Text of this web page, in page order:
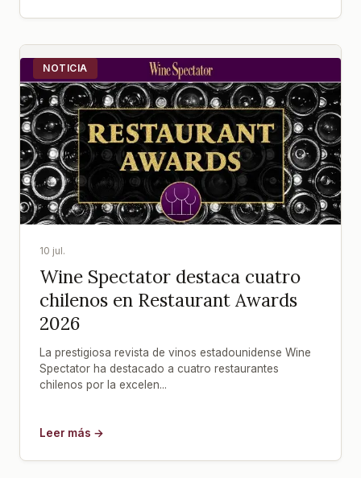
NOTICIA
10 jul.
Wine Spectator destaca cuatro
chilenos en Restaurant Awards
2026
La prestigiosa revista de vinos estadounidense Wine
Spectator ha destacado a cuatro restaurantes
chilenos por la excelen...
Leer más →